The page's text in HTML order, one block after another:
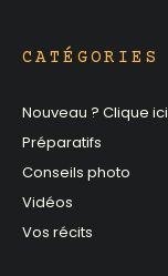
CATÉGORIES
Nouveau ? Clique ici
Préparatifs
Conseils photo
Vidéos
Vos récits